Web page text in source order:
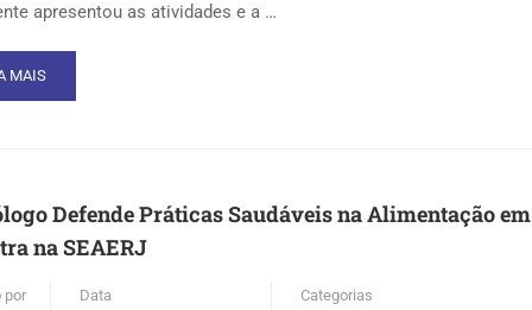
apresentou as atividades e a …
MAIS
Defende Práticas Saudáveis na Alimentação em
na SEAERJ
por Data Categorias